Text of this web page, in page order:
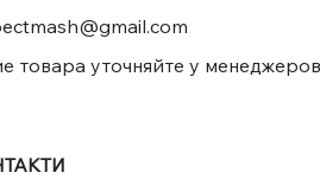
товара уточняйте у менеджеров